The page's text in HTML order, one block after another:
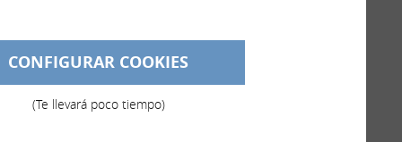
COMENTARIO*
CONFIGURAR COOKIES
(Te llevará poco tiempo)